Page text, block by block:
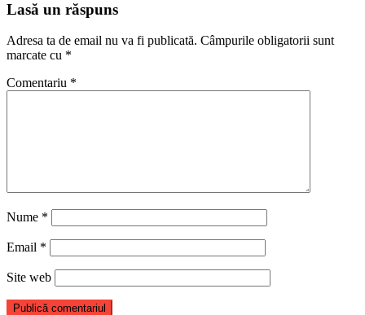
Lasă un răspuns
Adresa ta de email nu va fi publicată. Câmpurile obligatorii sunt
marcate cu *
Comentariu *
Nume *
Email *
Site web